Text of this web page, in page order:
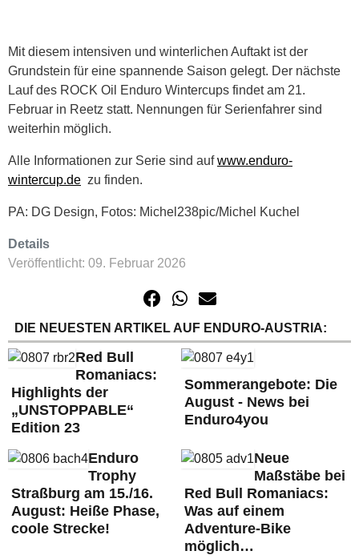
Mit diesem intensiven und winterlichen Auftakt ist der
Grundstein für eine spannende Saison gelegt. Der nächste
Lauf des ROCK Oil Enduro Wintercups findet am 21.
Februar in Reetz statt. Nennungen für Serienfahrer sind
weiterhin möglich.
Alle Informationen zur Serie sind aufwww.enduro-
wintercup.de zu finden.
PA: DG Design, Fotos: Michel238pic/Michel Kuchel
Details
Veröffentlicht: 09. Februar 2026
DIE NEUESTEN ARTIKEL AUF ENDURO-AUSTRIA:
Red Bull
Romaniacs:
Highlights der
„UNSTOPPABLE“
Edition 23
Sommerangebote: Die
August - News bei
Enduro4you
Enduro
Trophy
Straßburg am 15./16.
August: Heiße Phase,
coole Strecke!
Neue
Maßstäbe bei
Red Bull Romaniacs:
Was auf einem
Adventure-Bike
möglich…